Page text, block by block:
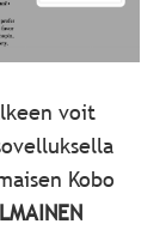
voit
Kobo